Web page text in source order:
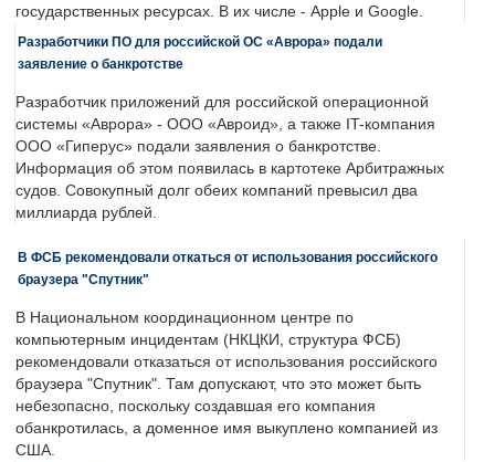
государственных ресурсах. В их числе - Apple и Google.
Разработчики ПО для российской ОС «Аврора» подали
заявление о банкротстве
Разработчик приложений для российской операционной
системы «Аврора» - ООО «Авроид», а также IT-компания
ООО «Гиперус» подали заявления о банкротстве.
Информация об этом появилась в картотеке Арбитражных
судов. Совокупный долг обеих компаний превысил два
миллиарда рублей.
В ФСБ рекомендовали откаться от использования российского
браузера "Спутник"
В Национальном координационном центре по
компьютерным инцидентам (НКЦКИ, структура ФСБ)
рекомендовали отказаться от использования российского
браузера "Спутник". Там допускают, что это может быть
небезопасно, поскольку создавшая его компания
обанкротилась, а доменное имя выкуплено компанией из
США.